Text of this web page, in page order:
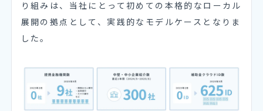
り組みは、当社にとって初めての本格的なローカル
展開の拠点として、実践的なモデルケースとなりま
した。